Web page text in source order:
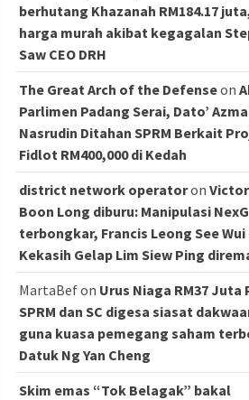
berhutang Khazanah RM184.17
harga murah akibat kegagalan
Saw CEO DRH
The Great Arch of the Defenseon
Parlimen Padang Serai, Dato’
Nasrudin Ditahan SPRM Berkait
Fidlot RM400,000 di Kedah
district network operatoron
Boon Long diburu: Manipulasi NexG
terbongkar, Francis Leong See Wui
Kekasih Gelap Lim Siew Ping
MartaBefon Urus Niaga RM37 Juta
SPRM dan SC digesa siasat
guna kuasa pemegang saham
Datuk Ng Yan Cheng
Skim emas “Tok Belagak” bakal